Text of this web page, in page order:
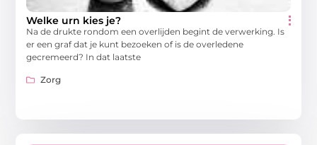
Welke urn kies je?
Na de drukte rondom een overlijden begint de verwerking. Is
er een graf dat je kunt bezoeken of is de overledene
gecremeerd? In dat laatste
Zorg